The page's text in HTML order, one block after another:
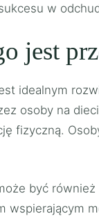
w
jest
idealnym
osoby na
fizyczną.
być
wspierającym